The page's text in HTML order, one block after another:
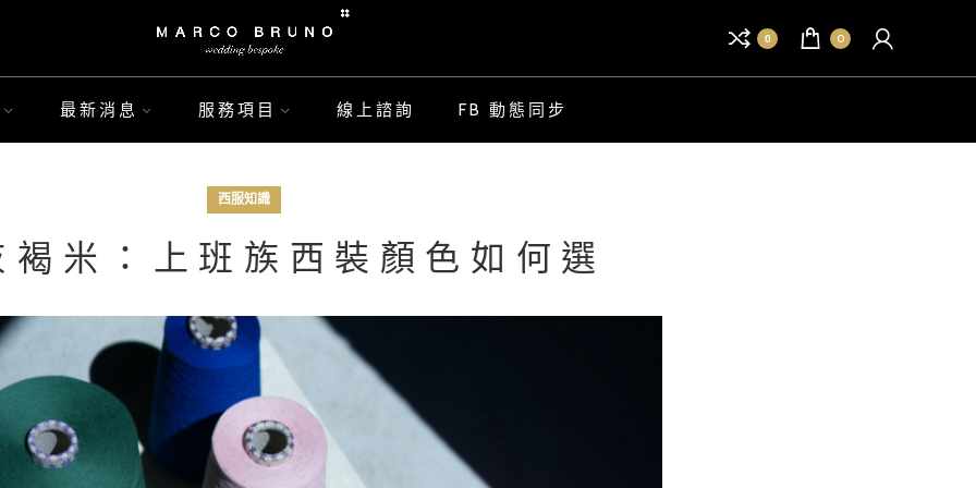
0 0
最新消息 服務項目 線上諮詢 FB 動態同步
西服知識
褐米：上班族西裝顏色如何選